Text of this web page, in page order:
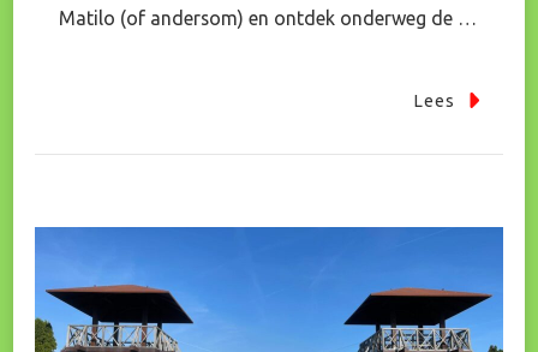
Matilo (of andersom) en ontdek onderweg de …
Lees